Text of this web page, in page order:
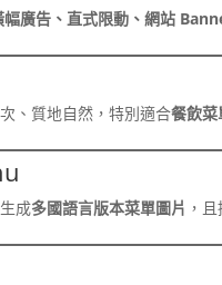
幅廣告、直式限動、網站
、質地自然，特別適合餐飲
成多國語言版本菜單圖片 ，